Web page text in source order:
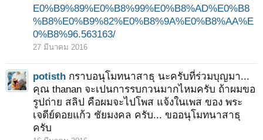
E0%B9%89%E0%B8%99%E0%B8%AD%E0%B8
%B8%E0%B9%82%E0%B8%9A%E0%B8%AA%E
0%B8%96.563163/
27 มีนาคม 2016
potisth กราบอนุโมทนาสาธุ นะครับที่ร่วมบุญมา...
คุณ thanan จะเปนการรบกวนมากไหมครับ ถ้าผมขอ
รูปถ่าย สลิป คือผมจะไปโพส แจ้งในเพส ของ พระ
เจดีย์ดอยแก้ว ชัยมงคล ครับ... ขออนุโมทนาสาธุ
ครับ